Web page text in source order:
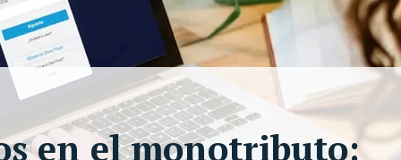
en el monotributo: